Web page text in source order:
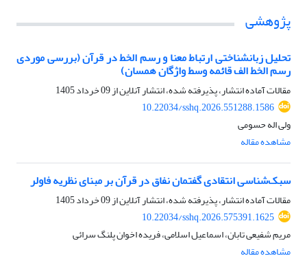
پژوهشی
تحلیل زبانشناختی ارتباط معنا و رسم الخط در قرآن (بررسی موردی
رسم الخط الف قائمه وسط واژگان همسان)
مقالات آماده انتشار، پذیرفته شده، انتشار آنلاین از09 خرداد 1405
10.22034/sshq.2026.551288.1586
ولی اله حسومی
مشاهده مقاله
سبک‌شناسی انتقادی گفتمان نفاق در قرآن بر مبنای نظریه فاولر
مقالات آماده انتشار، پذیرفته شده، انتشار آنلاین از09 خرداد 1405
10.22034/sshq.2026.575391.1625
مریم شفیعی تابان، اسماعیل اسلامی، فریده اخوان پلنگ سرائی
مشاهده مقاله